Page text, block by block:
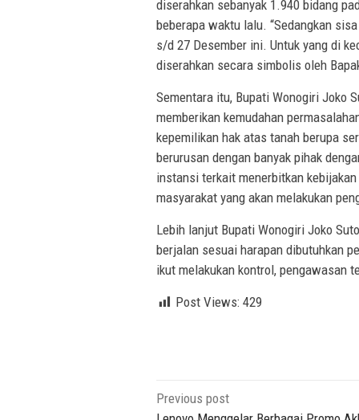
diserahkan sebanyak 1.940 bidang
beberapa waktu lalu. “Sedangkan
s/d 27 Desember ini. Untuk yang di
diserahkan secara simbolis oleh
Sementara itu, Bupati Wonogiri Joko
memberikan kemudahan
kepemilikan hak atas tanah berupa
berurusan dengan banyak pihak
instansi terkait menerbitkan
masyarakat yang akan melakukan
Lebih lanjut Bupati Wonogiri Joko
berjalan sesuai harapan dibutuhkan
ikut melakukan kontrol, pengawasan
Post Views: 429
Post
Previous post